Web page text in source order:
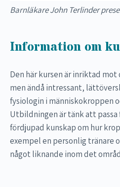
Barnläkare John Terlinder
Information om
Den här kursen är inriktad
men ändå intressant,
fysiologin i människokroppen
Utbildningen är tänk att passa
fördjupad kunskap om hur
exempel en personlig tränare
något liknande inom det